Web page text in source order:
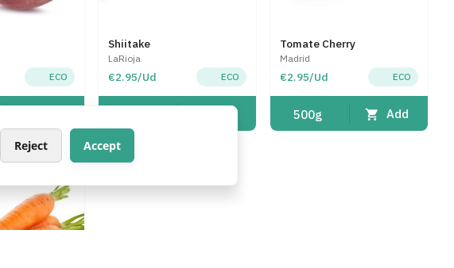
ECO
Shiitake
LaRioja
€2.95/Ud ECO
Tomate Cherry
Madrid
€2.95/Ud ECO
500g Add
Reject Accept